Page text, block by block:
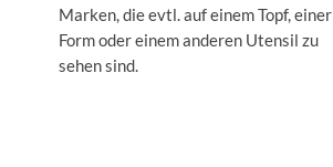
Marken, die evtl. auf einem Topf, einer
Form oder einem anderen Utensil zu
sehen sind.